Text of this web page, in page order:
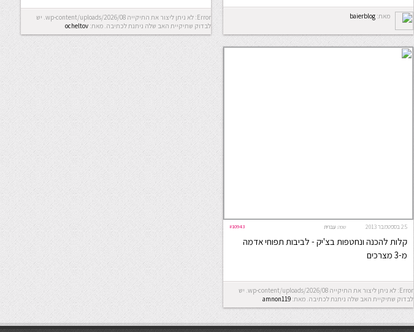
מאת: baierblog
Error: לא ניתן ליצור את התיקייה wp-content/uploads/2026/08. יש
לבדוק שתיקיית האב שלה ניתנת לכתיבה. מאת: ocheltov
25 בספטמבר 2013 #10943 שפה: עברית
קלות להכנה ונחטפות בצ'יק - לביבות תפוחי אדמה
מ-3 מצרכים
Error: לא ניתן ליצור את התיקייה wp-content/uploads/2026/08. יש
לבדוק שתיקיית האב שלה ניתנת לכתיבה. מאת: amnon119